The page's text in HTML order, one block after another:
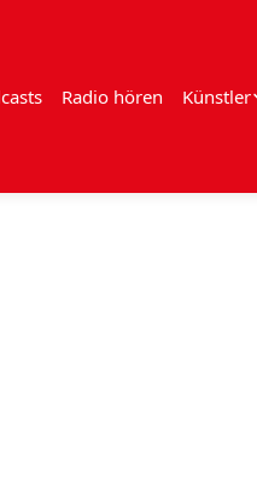
Radio hören Künstler